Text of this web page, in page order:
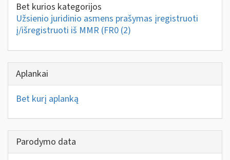
Bet kurios kategorijos
Užsienio juridinio asmens prašymas įregistruoti
į/išregistruoti iš MMR (FR0 (2)
Aplankai
Bet kurį aplanką
Parodymo data